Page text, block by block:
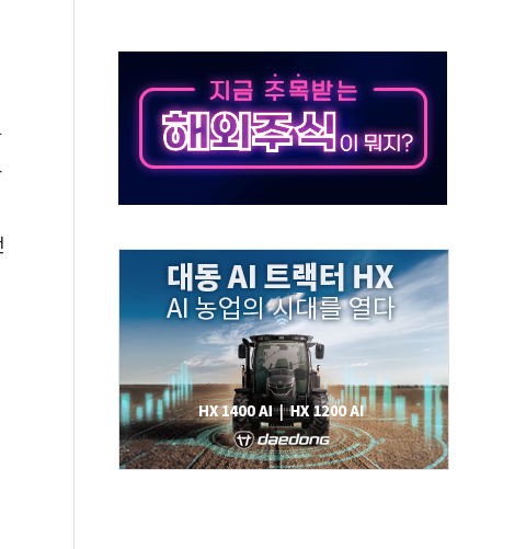
위 부위원장에 김태유·국립외교원장에 김흥규
만 주택 공급…도시정비법·주택법 등 처리 협조하라"
자 웹리포트 만든다…AI 금융데이터 분석 과정 개설
템 안정성 한순간도 흔들려선 안돼"